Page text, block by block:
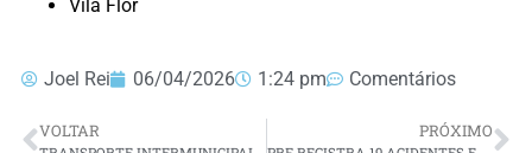
Vila Flor
Joel Rei 06/04/2026 1:24 pm Comentários
VOLTAR PRÓXIMO